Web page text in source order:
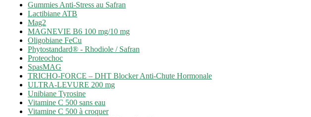
Gummies Anti-Stress au Safran
Lactibiane ATB
Mag2
MAGNEVIE B6 100 mg/10 mg
Oligobiane FeCu
Phytostandard® - Rhodiole / Safran
Proteochoc
SpasMAG
TRICHO-FORCE – DHT Blocker Anti-Chute Hormonale
ULTRA-LEVURE 200 mg
Unibiane Tyrosine
Vitamine C 500 sans eau
Vitamine C 500 à croquer